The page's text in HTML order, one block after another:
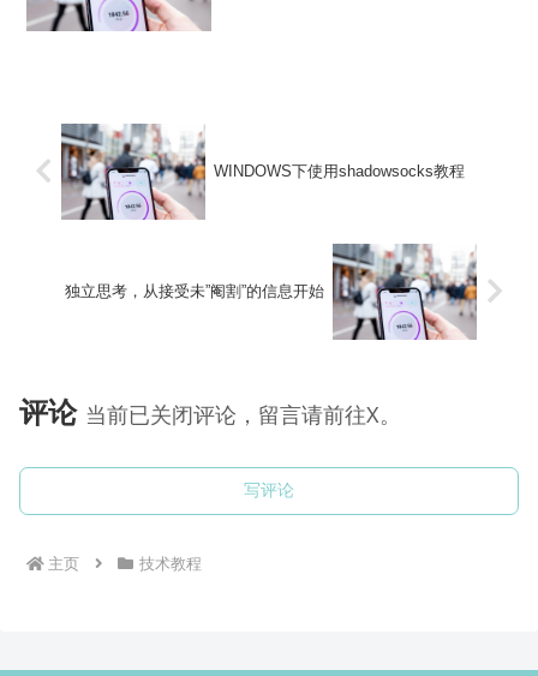
WINDOWS下使用shadowsocks教程
独立思考，从接受未”阉割”的信息开始
评论 当前已关闭评论，留言请前往X。
写评论
主页 技术教程